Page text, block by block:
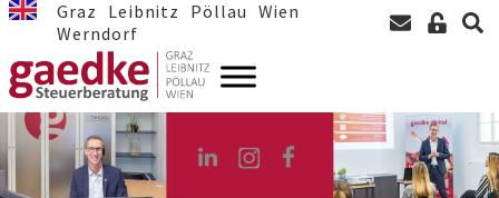
Graz Leibnitz Pöllau Wien
Werndorf